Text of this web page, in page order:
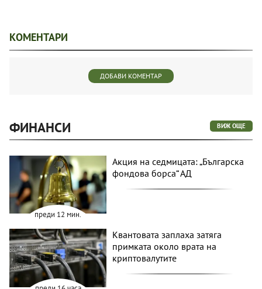
КОМЕНТАРИ
ДОБАВИ КОМЕНТАР
ФИНАНСИ ВИЖ ОЩЕ
преди 12 мин.
Акция на седмицата: „Българска
фондова борса“ АД
Квантовата заплаха затяга
примката около врата на
криптовалутите